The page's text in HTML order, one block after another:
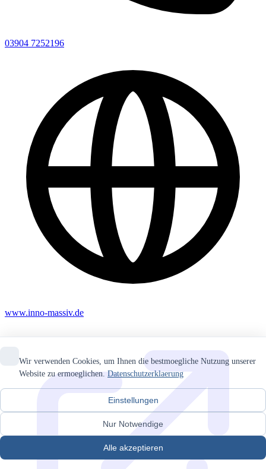
03904 7252196
www.inno-massiv.de
Wir verwenden Cookies, um Ihnen die bestmoegliche Nutzung unserer
Website zu ermoeglichen. Datenschutzerklaerung
Einstellungen
Nur Notwendige
Alle akzeptieren